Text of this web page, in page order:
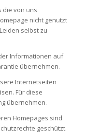
die von uns
nicht genutzt
selbst zu
Informationen auf
übernehmen.
Internetseiten
Für diese
übernehmen.
Homepages sind
geschützt.